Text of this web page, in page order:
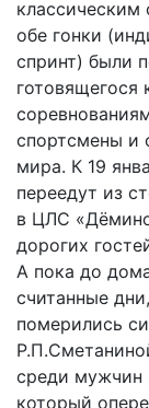
обе гонки
спринт) были
спортсмены и
мира. К 19
переедут из
в ЦЛС
дорогих
А пока до
считанные
померились
среди мужчин
который